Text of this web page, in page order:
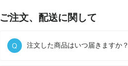
ご注文、配送に関して
注文した商品はいつ届きますか？